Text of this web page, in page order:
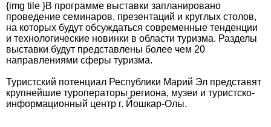
{img tile }В программе выставки запланировано
проведение семинаров, презентаций и круглых столов,
на которых будут обсуждаться современные тенденции
и технологические новинки в области туризма. Разделы
выставки будут представлены более чем 20
направлениями сферы туризма.
Туристский потенциал Республики Марий Эл представят
крупнейшие туроператоры региона, музеи и туристско-
информационный центр г. Йошкар-Олы.